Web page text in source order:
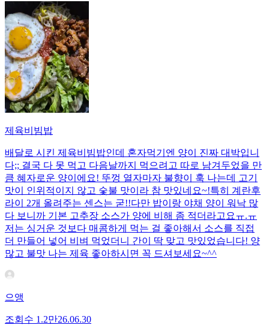
제육비빔밥
배달로 시킨 제육비빔밥인데 혼자먹기엔 양이 진짜 대박입니
다;; 결국 다 못 먹고 다음날까지 먹으려고 따로 남겨두었을 만
큼 혜자로운 양이에요! 뚜껑 열자마자 불향이 훅 나는데 고기
맛이 인위적이지 않고 숯불 맛이라 참 맛있네요~!특히 계란후
라이 2개 올려주는 센스는 굳!! ​다만 밥이랑 야채 양이 워낙 많
다 보니까 기본 고추장 소스가 양에 비해 좀 적더라고요ㅠ.ㅠ
저는 싱거운 것보다 매콤하게 먹는 걸 좋아해서 소스를 직접
더 만들어 넣어 비벼 먹었더니 간이 딱 맞고 맛있었습니다! 양
많고 불맛 나는 제육 좋아하시면 꼭 드셔보세요~^^
으앵
조회수 1.2만26.06.30